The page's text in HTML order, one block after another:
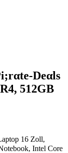
Dеαls
512GB
16 Zoll,
Intel Core